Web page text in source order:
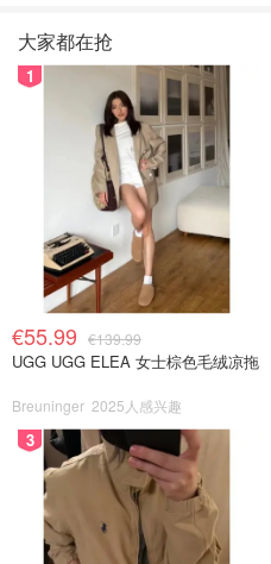
大家都在抢
1
€55.99 €139.99
UGG UGG ELEA 女士棕色毛绒凉拖
Breuninger 2025人感兴趣
3